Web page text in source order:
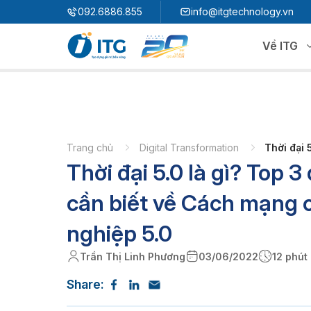
092.6886.855 info@itgtechnology.vn
Về ITG
Giải pháp quản trị hoạch định nguồn lực
3S i​FACTORY
Giải pháp nhà máy thông minh
3S WMS
3S MES
3S QMS
3S MMS
3S F-INSIGHT
Trang chủ Digital Transformation Thời đại
Thời đại 5.0 là gì? Top 3
cần biết về Cách mạng
nghiệp 5.0
Trần Thị Linh Phương 03/06/2022 12 phút
Share: